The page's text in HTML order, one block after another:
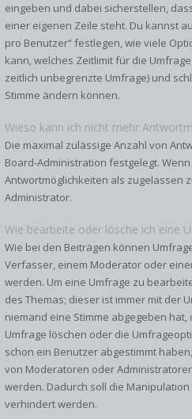
eingeben und dabei sicherstellen,
einer eigenen Zeile steht. Du kannst
pro Benutzer“ festlegen, wie viele
kann, welches Zeitlimit für die
zeitlich unbegrenzte Umfrage) und
Stimme ändern können.
Wieso kann ich nicht mehr
Die maximal zulässige Anzahl von
Board-Administration festgelegt.
Antwortmöglichkeiten als zugelassen
Administrator.
Wie bearbeite oder lösche ich eine
Wie bei den Beiträgen können
Verfasser, einem Moderator oder
werden. Um eine Umfrage zu
des Themas; dieser ist immer mit der
niemand eine Stimme abgegeben
Umfrage löschen oder die
schon ein Benutzer abgestimmt
von Moderatoren oder
werden. Dadurch soll die
verhindert werden.